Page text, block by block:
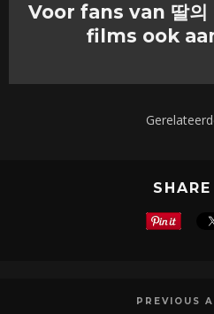
Voor fans van 딸의
films ook
SHARE
PREVIOUS